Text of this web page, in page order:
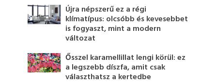
Újra népszerű ez a régi
klímatípus: olcsóbb és kevesebbet
is fogyaszt, mint a modern
változat
Ősszel karamellillat lengi körül: ez
a legszebb díszfa, amit csak
választhatsz a kertedbe